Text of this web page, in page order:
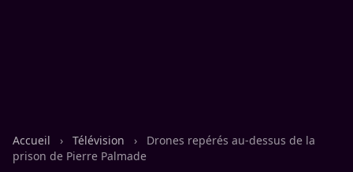
Accueil › Télévision ›
Drones repérés au-dessus de la
prison de Pierre Palmade